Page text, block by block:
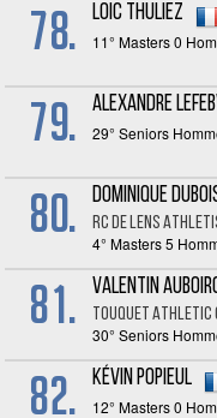
78. Loic THULIEZ
11° Masters 0
79. Alexandre
29° Seniors
80. Dominique
RC DE LENS
4° Masters 5
81. Valentin
TOUQUET ATHLETIC
30° Seniors
82. Kévin POPIEUL
12° Masters 0